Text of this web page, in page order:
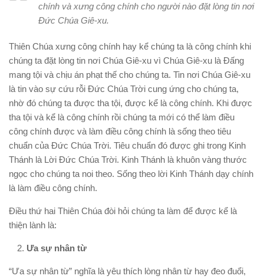
chính và xưng công chính cho người nào đặt lòng tin nơi
Đức Chúa Giê-xu.
Thiên Chúa xưng công chính hay kể chúng ta là công chính khi
chúng ta đặt lòng tin nơi Chúa Giê-xu vì Chúa Giê-xu là Đấng
mang tội và chịu án phạt thế cho chúng ta. Tin nơi Chúa Giê-xu
là tin vào sự cứu rỗi Đức Chúa Trời cung ứng cho chúng ta,
nhờ đó chúng ta được tha tội, được kể là công chính. Khi được
tha tội và kể là công chính rồi chúng ta mới có thể làm điều
công chính được và làm điều công chính là sống theo tiêu
chuẩn của Đức Chúa Trời. Tiêu chuẩn đó được ghi trong Kinh
Thánh là Lời Đức Chúa Trời. Kinh Thánh là khuôn vàng thước
ngọc cho chúng ta noi theo. Sống theo lời Kinh Thánh dạy chính
là làm điều công chính.
Điều thứ hai Thiên Chúa đòi hỏi chúng ta làm để được kể là
thiện lành là:
Ưa sự nhân từ
“Ưa sự nhân từ” nghĩa là yêu thích lòng nhân từ hay đeo đuổi,